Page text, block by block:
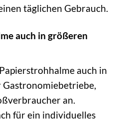
täglichen Gebrauch.
auch in größeren
auch in
an.
für ein individuelles